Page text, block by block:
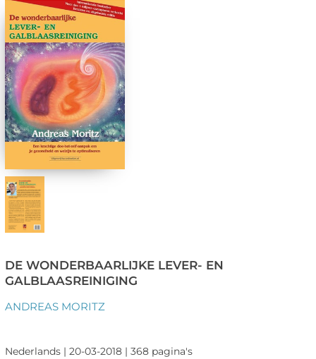
DE WONDERBAARLIJKE LEVER- EN
GALBLAASREINIGING
ANDREAS MORITZ
Nederlands | 20-03-2018 | 368 pagina's